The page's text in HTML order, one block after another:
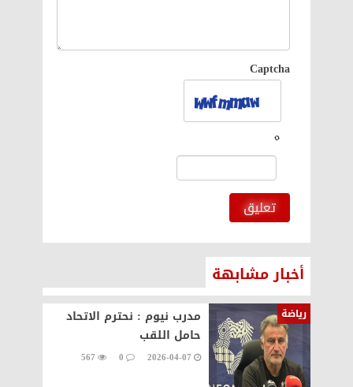
Captcha
تعليق
أخبار مشابهة
رياضة
مدرب نيوم : نحترم الاتحاد
حامل اللقب
2026-04-07
0
567